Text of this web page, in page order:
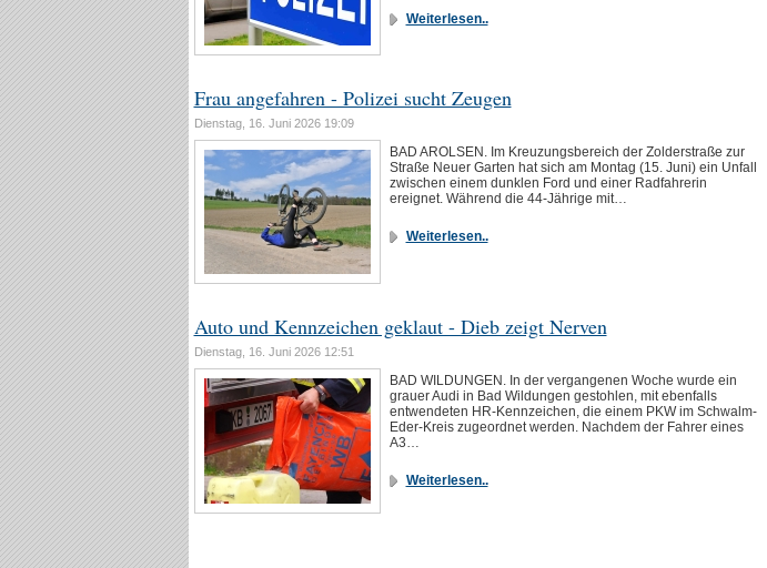
Weiterlesen..
Frau angefahren - Polizei sucht Zeugen
Dienstag, 16. Juni 2026 19:09
BAD AROLSEN. Im Kreuzungsbereich der Zolderstraße zur
Straße Neuer Garten hat sich am Montag (15. Juni) ein Unfall
zwischen einem dunklen Ford und einer Radfahrerin
ereignet. Während die 44-Jährige mit…
Weiterlesen..
Auto und Kennzeichen geklaut - Dieb zeigt Nerven
Dienstag, 16. Juni 2026 12:51
BAD WILDUNGEN. In der vergangenen Woche wurde ein
grauer Audi in Bad Wildungen gestohlen, mit ebenfalls
entwendeten HR-Kennzeichen, die einem PKW im Schwalm-
Eder-Kreis zugeordnet werden. Nachdem der Fahrer eines
A3…
Weiterlesen..